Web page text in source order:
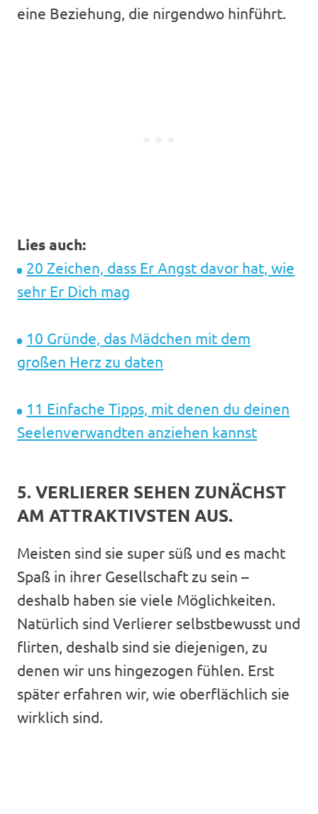
eine Beziehung, die nirgendwo hinführt.
Lies auch:
20 Zeichen, dass Er Angst davor hat, wie
sehr Er Dich mag
10 Gründe, das Mädchen mit dem
großen Herz zu daten
11 Einfache Tipps, mit denen du deinen
Seelenverwandten anziehen kannst
5. VERLIERER SEHEN ZUNÄCHST
AM ATTRAKTIVSTEN AUS.
Meisten sind sie super süß und es macht
Spaß in ihrer Gesellschaft zu sein –
deshalb haben sie viele Möglichkeiten.
Natürlich sind Verlierer selbstbewusst und
flirten, deshalb sind sie diejenigen, zu
denen wir uns hingezogen fühlen. Erst
später erfahren wir, wie oberflächlich sie
wirklich sind.